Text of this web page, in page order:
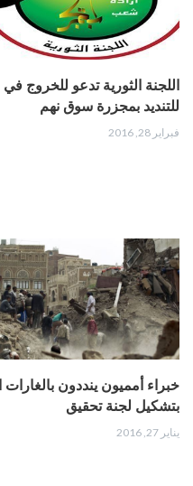
اللجنة الثورية تدعو للخروج
للتنديد بمجزرة سوق نهم
فبراير 28, 2016
خبراء أمميون ينددون
بتشكيل لجنة تحقيق
يناير 27, 2016